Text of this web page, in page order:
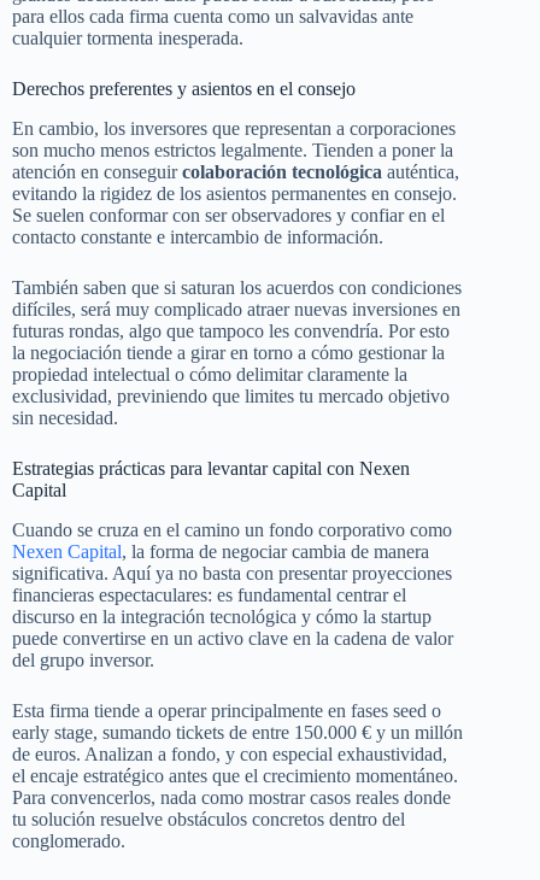
para ellos cada firma cuenta como un salvavidas ante
cualquier tormenta inesperada.
Derechos preferentes y asientos en el consejo
En cambio, los inversores que representan a corporaciones
son mucho menos estrictos legalmente. Tienden a poner la
atención en conseguircolaboración tecnológica auténtica,
evitando la rigidez de los asientos permanentes en consejo.
Se suelen conformar con ser observadores y confiar en el
contacto constante e intercambio de información.
También saben que si saturan los acuerdos con condiciones
difíciles, será muy complicado atraer nuevas inversiones en
futuras rondas, algo que tampoco les convendría. Por esto
la negociación tiende a girar en torno a cómo gestionar la
propiedad intelectual o cómo delimitar claramente la
exclusividad, previniendo que limites tu mercado objetivo
sin necesidad.
Estrategias prácticas para levantar capital con Nexen
Capital
Cuando se cruza en el camino un fondo corporativo como
Nexen Capital, la forma de negociar cambia de manera
significativa. Aquí ya no basta con presentar proyecciones
financieras espectaculares: es fundamental centrar el
discurso en la integración tecnológica y cómo la startup
puede convertirse en un activo clave en la cadena de valor
del grupo inversor.
Esta firma tiende a operar principalmente en fases seed o
early stage, sumando tickets de entre 150.000 € y un millón
de euros. Analizan a fondo, y con especial exhaustividad,
el encaje estratégico antes que el crecimiento momentáneo.
Para convencerlos, nada como mostrar casos reales donde
tu solución resuelve obstáculos concretos dentro del
conglomerado.